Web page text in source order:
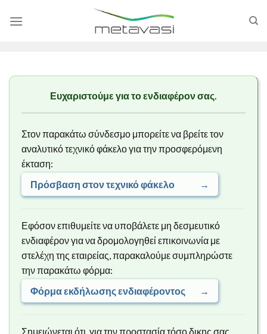
Ευχαριστούμε για το ενδιαφέρον σας.
Στον παρακάτω σύνδεσμο μπορείτε να βρείτε τον
αναλυτικό τεχνικό φάκελο για την προσφερόμενη
έκταση:
Πρόσβαση στον τεχνικό φάκελο
→
Εφόσον επιθυμείτε να υποβάλετε μη δεσμευτικό
ενδιαφέρον για να δρομολογηθεί επικοινωνία με
στελέχη της εταιρείας, παρακαλούμε συμπληρώστε
την παρακάτω φόρμα:
Φόρμα εκδήλωσης ενδιαφέροντος
→
Σημειώνεται ότι, για την προστασία τόσο δικης σας